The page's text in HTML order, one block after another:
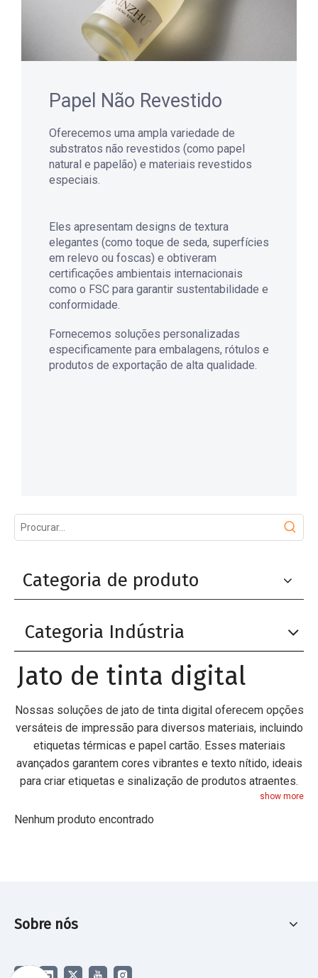
Papel Não Revestido
Oferecemos uma ampla variedade de
substratos não revestidos (como papel
natural e papelão) e materiais revestidos
especiais.
Eles apresentam designs de textura
elegantes (como toque de seda, superfícies
em relevo ou foscas) e obtiveram
certificações ambientais internacionais
como o FSC para garantir sustentabilidade e
conformidade.
Fornecemos soluções personalizadas
especificamente para embalagens, rótulos e
produtos de exportação de alta qualidade.
Categoria de produto
Categoria Indústria
Jato de tinta digital
Nossas soluções de jato de tinta digital oferecem opções
versáteis de impressão para diversos materiais, incluindo
etiquetas térmicas e papel cartão. Esses materiais
avançados garantem cores vibrantes e texto nítido, ideais
para criar etiquetas e sinalização de produtos atraentes.
show more
Nenhum produto encontrado
Sobre nós